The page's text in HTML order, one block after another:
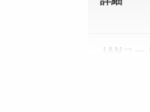
JANコード